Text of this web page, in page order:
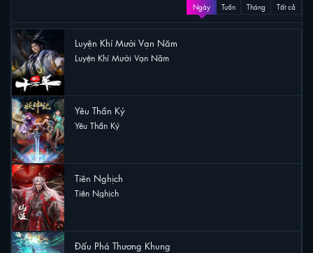
Ngày Tuần Tháng Tất cả
Luyện Khí Mười Vạn Năm
Luyện Khí Mười Vạn Năm
Yêu Thần Ký
Yêu Thần Ký
Tiên Nghịch
Tiên Nghịch
Đấu Phá Thương Khung